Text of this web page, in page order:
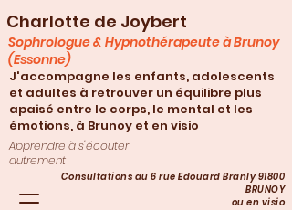
Charlotte de Joybert
Consultations au 6 rue Edouard Branly 91800
BRUNOY
ou en visio
Apprendre à s'écouter
autrement
Sophrologue & Hypnothérapeute à Brunoy
(Essonne)
J'accompagne les enfants, adolescents
et adultes à retrouver un équilibre plus
apaisé entre le corps, le mental et les
émotions, à Brunoy et en visio